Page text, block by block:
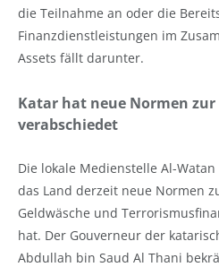
die Teilnahme an oder die
Finanzdienstleistungen im
Assets fällt darunter.
Katar hat neue Normen zur
verabschiedet
Die lokale Medienstelle Al-Watan
das Land derzeit neue Normen
Geldwäsche und
hat. Der Gouverneur der
Abdullah bin Saud Al Thani